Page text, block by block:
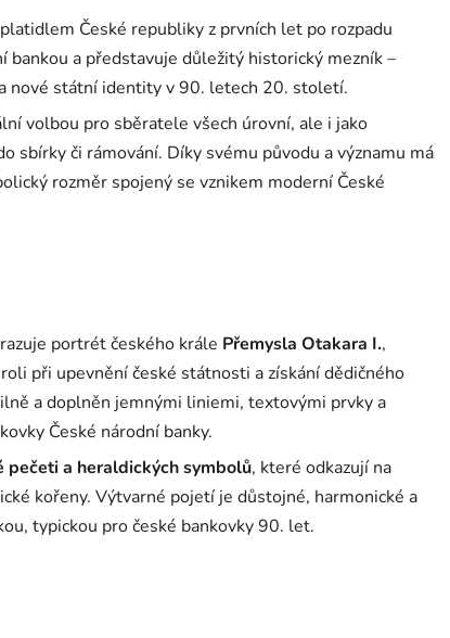
České republiky z prvních let po rozpadu
bankou a představuje důležitý historický mezník –
a nové státní identity v 90. letech 20. století.
volbou pro sběratele všech úrovní, ale i jako
sbírky či rámování. Díky svému původu a významu má
rozměr spojený se vznikem moderní České
portrét českého krále Přemysla Otakara I.,
při upevnění české státnosti a získání dědičného
a doplněn jemnými liniemi, textovými prvky a
České národní banky.
pečeti a heraldických symbolů, které odkazují na
kořeny. Výtvarné pojetí je důstojné, harmonické a
typickou pro české bankovky 90. let.